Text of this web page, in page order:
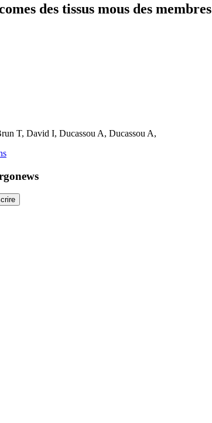
des tissus mous des membres
T, David I, Ducassou A, Ducassou A,